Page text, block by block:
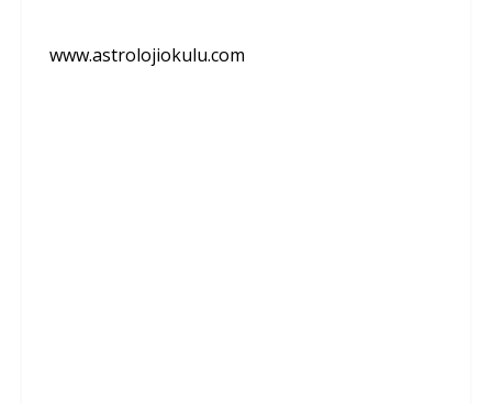
www.astrolojiokulu.com